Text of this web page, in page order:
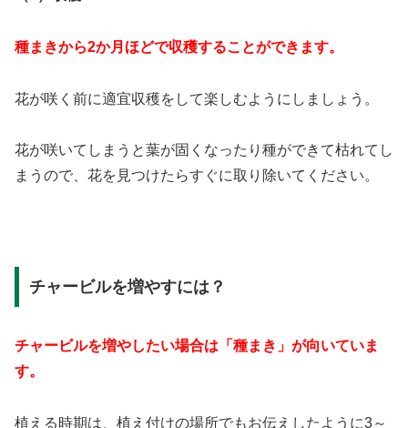
種まきから2か月ほどで収穫することができます。
花が咲く前に適宜収穫をして楽しむようにしましょう。
花が咲いてしまうと葉が固くなったり種ができて枯れてし
まうので、花を見つけたらすぐに取り除いてください。
チャービルを増やすには？
チャービルを増やしたい場合は「種まき」が向いていま
す。
植える時期は、植え付けの場所でもお伝えしたように3～